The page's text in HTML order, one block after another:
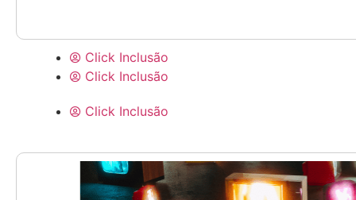
Click Inclusão
Click Inclusão
Click Inclusão